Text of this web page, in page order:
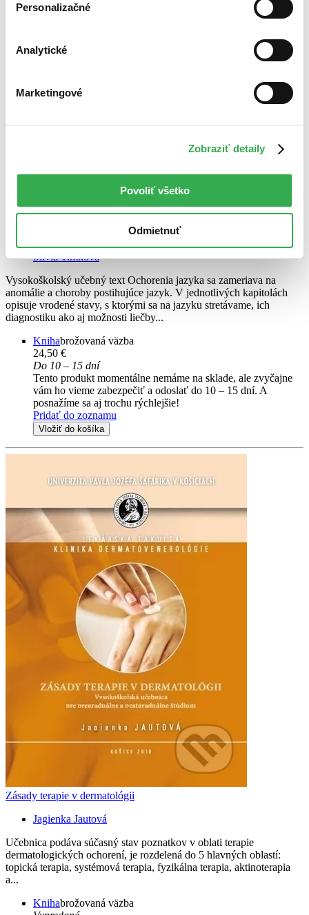
Personalizačné
Analytické
Marketingové
Zobraziť detaily
Povoliť všetko
Odmietnuť
Eugen Ďurovič
Peter Kizek
Silvia Timková
Vysokoškolský učebný text Ochorenia jazyka sa zameriava na
anomálie a choroby postihujúce jazyk. V jednotlivých kapitolách
opisuje vrodené stavy, s ktorými sa na jazyku stretávame, ich
diagnostiku ako aj možnosti liečby...
Knihabrožovaná väzba
24,50 €
Do 10 – 15 dní
Tento produkt momentálne nemáme na sklade, ale zvyčajne
vám ho vieme zabezpečiť a odoslať do 10 – 15 dní. A
posnažíme sa aj trochu rýchlejšie!
Pridať do zoznamu
Vložiť do košíka
Zásady terapie v dermatológii
Jagienka Jautová
Učebnica podáva súčasný stav poznatkov v oblati terapie
dermatologických ochorení, je rozdelená do 5 hlavných oblastí:
topická terapia, systémová terapia, fyzikálna terapia, aktinoterapia
a...
Knihabrožovaná väzba